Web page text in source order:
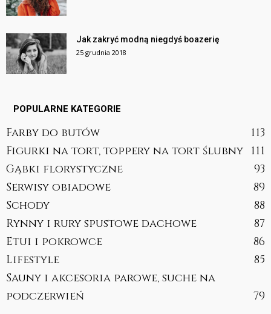
Jak zakryć modną niegdyś boazerię
25 grudnia 2018
POPULARNE KATEGORIE
Farby do butów
113
Figurki na tort, toppery na tort ślubny 111
Gąbki florystyczne
93
Serwisy obiadowe
89
Schody
88
Rynny i rury spustowe dachowe
87
Etui i pokrowce
86
Lifestyle
85
Sauny i akcesoria parowe, suche na
podczerwień
79